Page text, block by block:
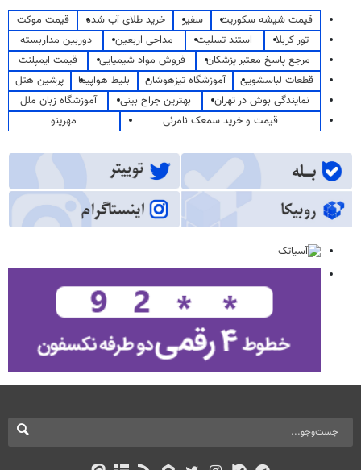
قیمت شیشه سکوریت سفیر خرید طلای آب شده
قیمت موکت
تور کربلا
استند تسلیت مداحی اربعین
دوربین مداربسته
مرجع پاسخ معتبر پزشکان
فروش مواد شیمیایی
قیمت ایمپلنت
قطعات لباسشویی
آموزشگاه تیزهوشان بلیط هواپیما
پرشین هتل
نمایندگی بوش در تهران
بهترین جراح بینی
آموزشگاه زبان ملل
قیمت و خرید سمعک نامرئی
مهرینو